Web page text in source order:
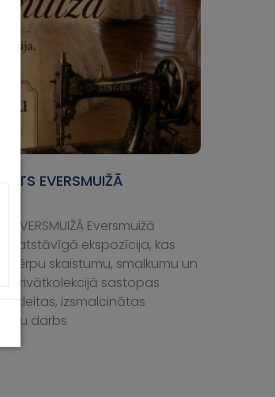
EVERSMUIŽĀ
EVERSMUIŽĀ Eversmuižā
patstāvīgā ekspozīcija, kas
tērpu skaistumu, smalkumu un
Privātkolekcijā sastopas
kleitas, izsmalcinātas
roku darbs